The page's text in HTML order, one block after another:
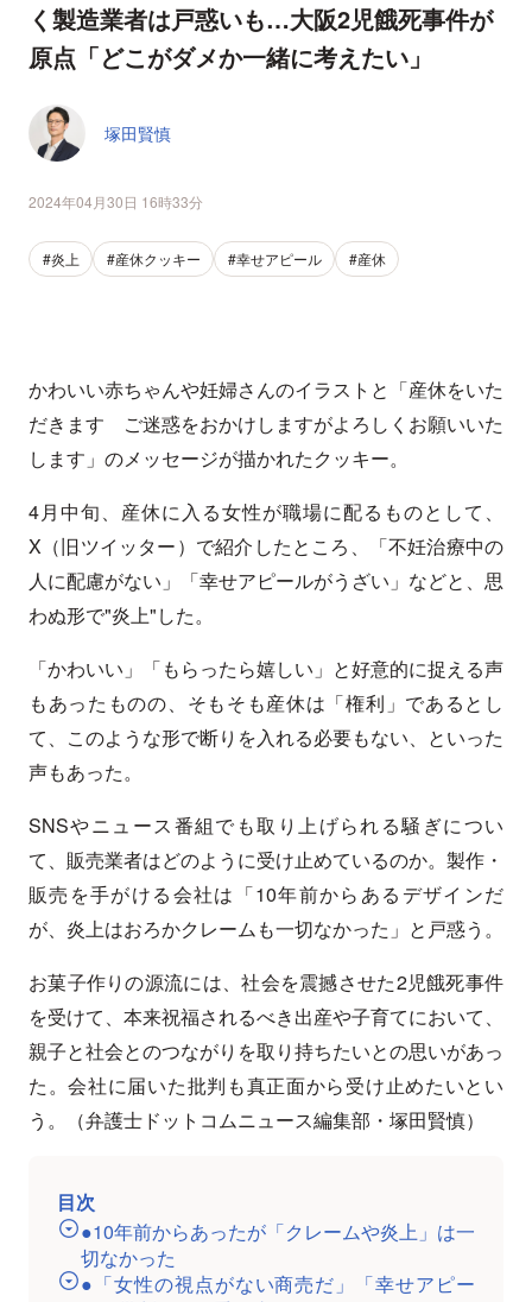
く製造業者は戸惑いも…大阪2児餓死事件が
原点「どこがダメか一緒に考えたい」
塚田賢慎
2024年04月30日 16時33分
#炎上 #産休クッキー #幸せアピール #産休
かわいい赤ちゃんや妊婦さんのイラストと「産休をいた
だきます ご迷惑をおかけしますがよろしくお願いいた
します」のメッセージが描かれたクッキー。
4月中旬、産休に入る女性が職場に配るものとして、
X（旧ツイッター）で紹介したところ、「不妊治療中の
人に配慮がない」「幸せアピールがうざい」などと、思
わぬ形で"炎上"した。
「かわいい」「もらったら嬉しい」と好意的に捉える声
もあったものの、そもそも産休は「権利」であるとし
て、このような形で断りを入れる必要もない、といった
声もあった。
SNSやニュース番組でも取り上げられる騒ぎについ
て、販売業者はどのように受け止めているのか。製作・
販売を手がける会社は「10年前からあるデザインだ
が、炎上はおろかクレームも一切なかった」と戸惑う。
お菓子作りの源流には、社会を震撼させた2児餓死事件
を受けて、本来祝福されるべき出産や子育てにおいて、
親子と社会とのつながりを取り持ちたいとの思いがあっ
た。会社に届いた批判も真正面から受け止めたいとい
う。（弁護士ドットコムニュース編集部・塚田賢慎）
目次
●10年前からあったが「クレームや炎上」は一
切なかった
●「女性の視点がない商売だ」「幸せアピー